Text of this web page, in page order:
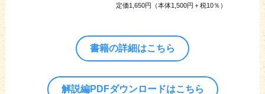
絵本12～13ページ
絵本16～17ページ
解説編7ページLET'S TALK!
解説編7ページ単語
解説編8ページLET'S TALK!
定価1,650円（本体1,500円＋税10％）
書籍の詳細はこちら
解説編PDFダウンロードはこちら